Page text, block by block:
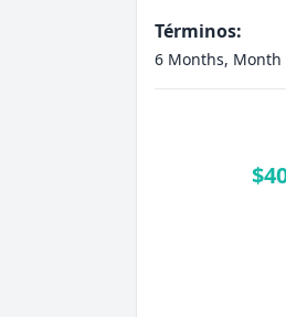
Términos:
6 Months,